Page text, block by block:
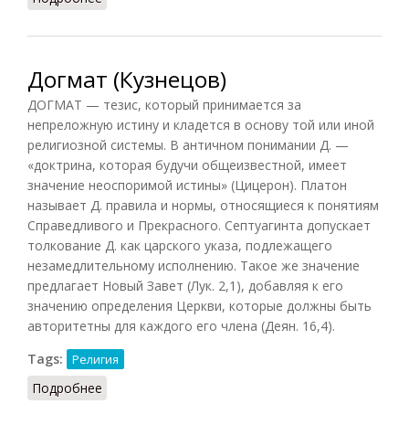
Догмат (Кузнецов)
ДОГМАТ — тезис, который принимается за
непреложную истину и кладется в основу той или иной
религиозной системы. В античном понимании Д. —
«доктрина, которая будучи общеизвестной, имеет
значение неоспоримой истины» (Цицерон). Платон
называет Д. правила и нормы, относящиеся к понятиям
Справедливого и Прекрасного. Септуагинта допускает
толкование Д. как царского указа, подлежащего
незамедлительному исполнению. Такое же значение
предлагает Новый Завет (Лук. 2,1), добавляя к его
значению определения Церкви, которые должны быть
авторитетны для каждого его члена (Деян. 16,4).
Tags:
Религия
Подробнее